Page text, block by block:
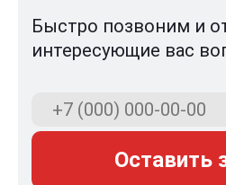
Быстро позвоним и
интересующие вас
Оставить